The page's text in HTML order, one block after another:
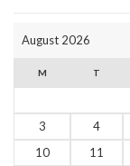
August 2026
M T
3
4
10
11